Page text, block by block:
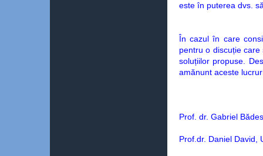
este în puterea dvs.
În cazul în care
pentru o discuție
soluțiilor propuse.
amănunt aceste
Prof. dr. Gabriel
Prof.dr. Daniel David,